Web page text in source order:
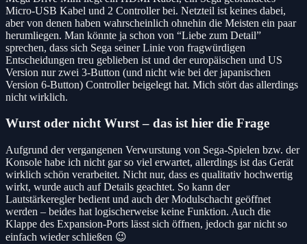
Micro-USB Kabel und 2 Controller bei. Netzteil ist keines dabei,
aber von denen haben wahrscheinlich ohnehin die Meisten ein paar
herumliegen. Man könnte ja schon von “Liebe zum Detail”
sprechen, dass sich Sega seiner Linie von fragwürdigen
Entscheidungen treu geblieben ist und der europäischen und US
Version nur zwei 3-Button (und nicht wie bei der japanischen
Version 6-Button) Controller beigelegt hat. Mich stört das allerdings
nicht wirklich.
Wurst oder nicht Wurst – das ist hier die Frage
Aufgrund der vergangenen Verwurstung von Sega-Spielen bzw. der
Konsole habe ich nicht gar so viel erwartet, allerdings ist das Gerät
wirklich schön verarbeitet. Nicht nur, dass es qualitativ hochwertig
wirkt, wurde auch auf Details geachtet. So kann der
Lautstärkeregler bedient und auch der Modulschacht geöffnet
werden – beides hat logischerweise keine Funktion. Auch die
Klappe des Expansion-Ports lässt sich öffnen, jedoch gar nicht so
einfach wieder schließen 😉